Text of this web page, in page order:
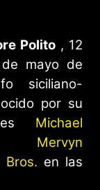
Polito , 12
mayo de
siciliano-
por su
Michael
Mervyn
Bros. en las